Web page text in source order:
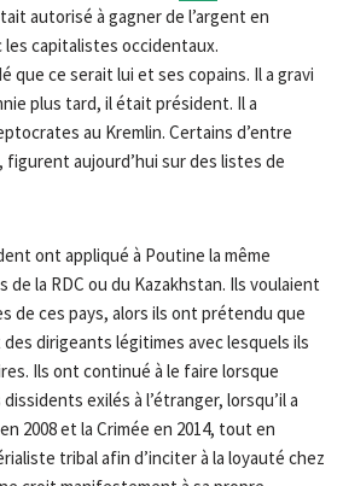
autorisé à gagner de l’argent en
les capitalistes occidentaux.
que ce serait lui et ses copains. Il a gravi
plus tard, il était président. Il a
au Kremlin. Certains d’entre
figurent aujourd’hui sur des listes de
ont appliqué à Poutine la même
de la RDC ou du Kazakhstan. Ils voulaient
de ces pays, alors ils ont prétendu que
dirigeants légitimes avec lesquels ils
Ils ont continué à le faire lorsque
exilés à l’étranger, lorsqu’il a
2008 et la Crimée en 2014, tout en
tribal afin d’inciter à la loyauté chez